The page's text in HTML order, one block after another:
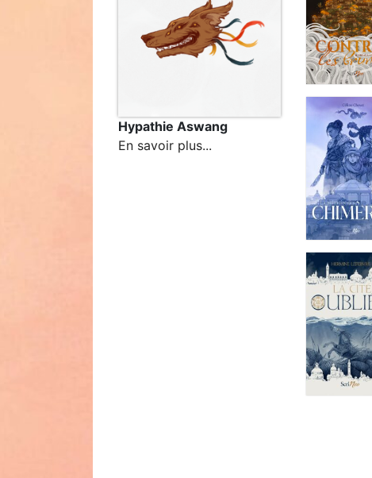
Hypathie Aswang
En savoir plus...